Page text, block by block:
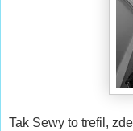
Tak Sewy to trefil,